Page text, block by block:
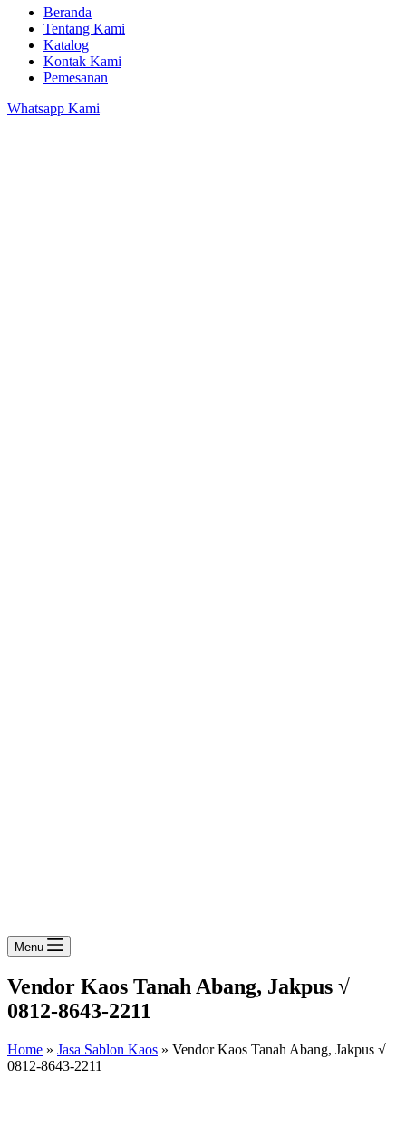
Beranda
Tentang Kami
Katalog
Kontak Kami
Pemesanan
Whatsapp Kami
Menu
Vendor Kaos Tanah Abang, Jakpus √
0812-8643-2211
Home » Jasa Sablon Kaos » Vendor Kaos Tanah Abang, Jakpus √
0812-8643-2211